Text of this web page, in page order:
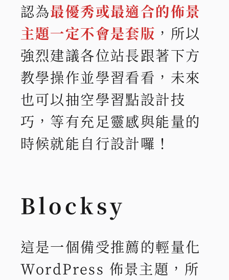
認為最優秀或最適合的佈景
主題一定不會是套版 ，所以
強烈建議各位站長跟著下方
教學操作並學習看看，未來
也可以抽空學習點設計技
巧，等有充足靈感與能量的
時候就能自行設計囉！
Blocksy
這是一個備受推薦的輕量化
WordPress 佈景主題，所